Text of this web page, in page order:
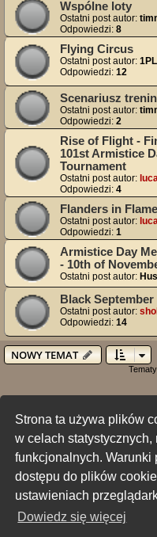
Strona ta używa plików
w celach statystycznych,
funkcjonalnych.
dostępu do plików
ustawieniach
Dowiedz się więcej
Wspólne loty
Ostatni post autor:
Odpowiedzi: 8
Flying Circus
Ostatni post autor:
Odpowiedzi: 12
Scenariusz
Ostatni post autor:
Odpowiedzi: 2
Rise of Flight -
101st Armistice
Tournament
Ostatni post autor:
Odpowiedzi: 4
Flanders in
Ostatni post autor:
Odpowiedzi: 1
Armistice Day
- 10th of
Ostatni post autor:
Black September
Ostatni post autor:
Odpowiedzi: 14
NOWY TEMAT
Twoje uprawnienia na tym forum
Nie możesz tworzyć nowych
Nie możeszodpowiadać w
Nie możesz
zmieniać swoich
Nie możeszusuwać swoich
Nie możeszdodawać
Strona główna Usuń